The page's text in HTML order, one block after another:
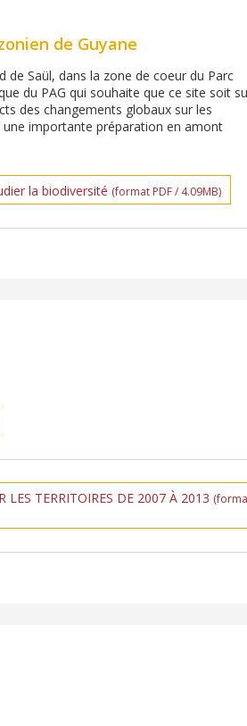
de Guyane
Saül, dans la zone de coeur du Parc
du PAG qui souhaite que ce site soit
des changements globaux sur les
une importante préparation en amont
la biodiversité (format PDF / 4.09MB)
LES TERRITOIRES DE 2007 À 2013